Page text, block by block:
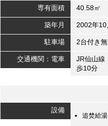
専有面積 40.58㎡
築年月 2002年10
駐車場 2台付き無
交通機関：電車
JR仙山
歩10分
設備
追焚給湯